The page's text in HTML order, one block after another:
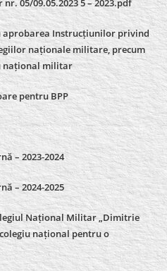
05/09.05.2023 5 – 2023.pdf
aprobarea Instrucțiunilor privind
naționale militare, precum
național militar
pentru BPP
– 2023-2024
–2024-2025
Național Militar „Dimitrie
național pentru o